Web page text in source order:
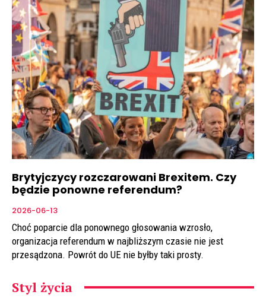
Brytyjczycy rozczarowani Brexitem. Czy
będzie ponowne referendum?
2026-06-13
Choć poparcie dla ponownego głosowania wzrosło,
organizacja referendum w najbliższym czasie nie jest
przesądzona. Powrót do UE nie byłby taki prosty.
Styl życia